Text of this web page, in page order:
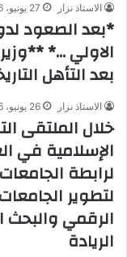
الاستاذ نزار 27 يونيو، 2026
الاولي …*
بعد التأهل
الاستاذ نزار 26 يونيو، 2026
خلال الملتقى
الإسلامية في
لرابطة
لتطوير
الرقمي
الريادة